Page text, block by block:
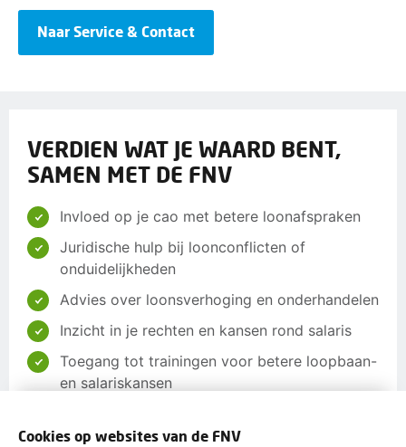
Naar Service & Contact
VERDIEN WAT JE WAARD BENT,
SAMEN MET DE FNV
Invloed op je cao met betere loonafspraken
Juridische hulp bij loonconflicten of
onduidelijkheden
Advies over loonsverhoging en onderhandelen
Inzicht in je rechten en kansen rond salaris
Toegang tot trainingen voor betere loopbaan-
en salariskansen
toeslagen
Cookies op websites van de FNV